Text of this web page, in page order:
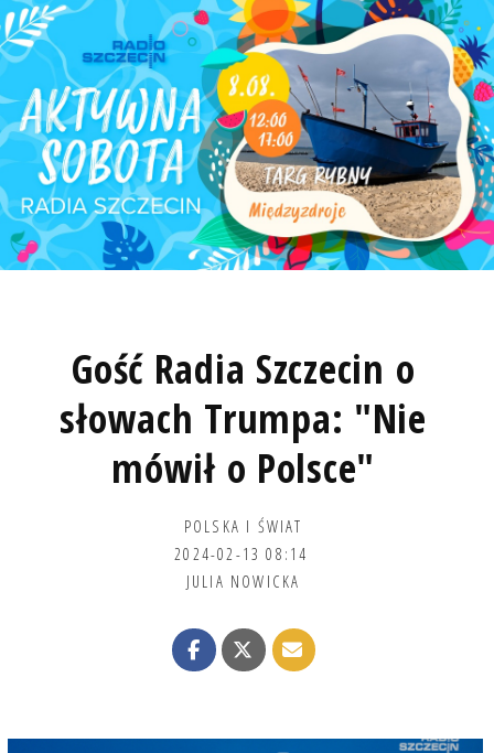
Gość Radia Szczecin o
słowach Trumpa: "Nie
mówił o Polsce"
POLSKA I ŚWIAT
2024-02-13 08:14
JULIA NOWICKA